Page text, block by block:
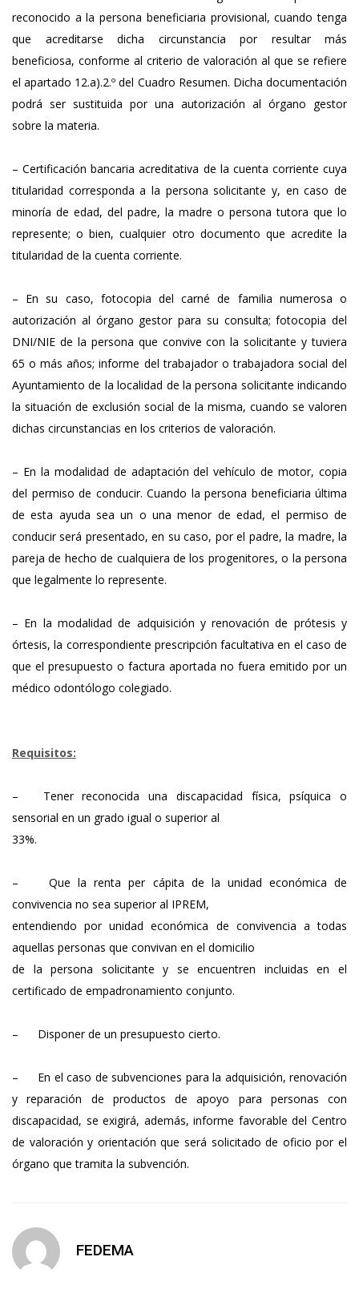
reconocido a la persona beneficiaria provisional, cuando tenga
que acreditarse dicha circunstancia por resultar más
beneficiosa, conforme al criterio de valoración al que se refiere
el apartado 12.a).2.º del Cuadro Resumen. Dicha documentación
podrá ser sustituida por una autorización al órgano gestor
sobre la materia.
– Certificación bancaria acreditativa de la cuenta corriente cuya
titularidad corresponda a la persona solicitante y, en caso de
minoría de edad, del padre, la madre o persona tutora que lo
represente; o bien, cualquier otro documento que acredite la
titularidad de la cuenta corriente.
– En su caso, fotocopia del carné de familia numerosa o
autorización al órgano gestor para su consulta; fotocopia del
DNI/NIE de la persona que convive con la solicitante y tuviera
65 o más años; informe del trabajador o trabajadora social del
Ayuntamiento de la localidad de la persona solicitante indicando
la situación de exclusión social de la misma, cuando se valoren
dichas circunstancias en los criterios de valoración.
– En la modalidad de adaptación del vehículo de motor, copia
del permiso de conducir. Cuando la persona beneficiaria última
de esta ayuda sea un o una menor de edad, el permiso de
conducir será presentado, en su caso, por el padre, la madre, la
pareja de hecho de cualquiera de los progenitores, o la persona
que legalmente lo represente.
– En la modalidad de adquisición y renovación de prótesis y
órtesis, la correspondiente prescripción facultativa en el caso de
que el presupuesto o factura aportada no fuera emitido por un
médico odontólogo colegiado.
Requisitos:
–
Tener reconocida una discapacidad física, psíquica o
sensorial en un grado igual o superior al
33%.
–
Que la renta per cápita de la unidad económica de
convivencia no sea superior al IPREM,
entendiendo por unidad económica de convivencia a todas
aquellas personas que convivan en el domicilio
de la persona solicitante y se encuentren incluidas en el
certificado de empadronamiento conjunto.
– Disponer de un presupuesto cierto.
–
En el caso de subvenciones para la adquisición, renovación
y reparación de productos de apoyo para personas con
discapacidad, se exigirá, además, informe favorable del Centro
de valoración y orientación que será solicitado de oficio por el
órgano que tramita la subvención.
FEDEMA